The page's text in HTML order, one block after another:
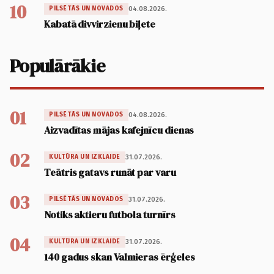
10 PILSĒTĀS UN NOVADOS 04.08.2026.
Kabatā divvirzienu biļete
Populārākie
01 PILSĒTĀS UN NOVADOS 04.08.2026.
Aizvadītas mājas kafejnīcu dienas
02 KULTŪRA UN IZKLAIDE 31.07.2026.
Teātris gatavs runāt par varu
03 PILSĒTĀS UN NOVADOS 31.07.2026.
Notiks aktieru futbola turnīrs
04 KULTŪRA UN IZKLAIDE 31.07.2026.
140 gadus skan Valmieras ērģeles